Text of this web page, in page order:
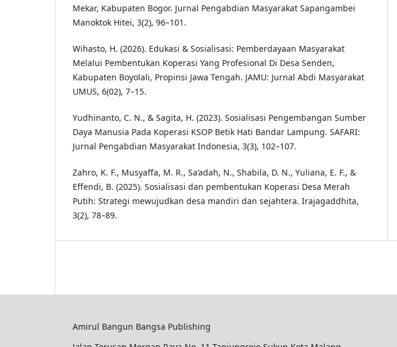
Mekar, Kabupaten Bogor. Jurnal Pengabdian Masyarakat Sapangambei
Manoktok Hitei, 3(2), 96–101.
Wihasto, H. (2026). Edukasi & Sosialisasi: Pemberdayaan Masyarakat
Melalui Pembentukan Koperasi Yang Profesional Di Desa Senden,
Kabupaten Boyolali, Propinsi Jawa Tengah. JAMU: Jurnal Abdi Masyarakat
UMUS, 6(02), 7–15.
Yudhinanto, C. N., & Sagita, H. (2023). Sosialisasi Pengembangan Sumber
Daya Manusia Pada Koperasi KSOP Betik Hati Bandar Lampung. SAFARI:
Jurnal Pengabdian Masyarakat Indonesia, 3(3), 102–107.
Zahro, K. F., Musyaffa, M. R., Sa’adah, N., Shabila, D. N., Yuliana, E. F., &
Effendi, B. (2025). Sosialisasi dan pembentukan Koperasi Desa Merah
Putih: Strategi mewujudkan desa mandiri dan sejahtera. Irajagaddhita,
3(2), 78–89.
Amirul Bangun Bangsa Publishing